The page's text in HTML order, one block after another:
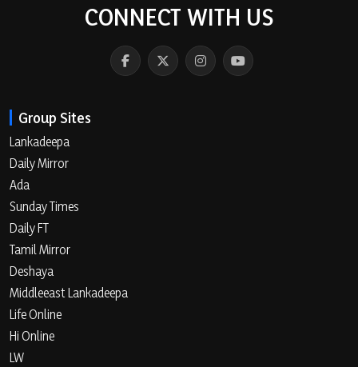
CONNECT WITH US
Group Sites
Lankadeepa
Daily Mirror
Ada
Sunday Times
Daily FT
Tamil Mirror
Deshaya
Middleeast Lankadeepa
Life Online
Hi Online
LW